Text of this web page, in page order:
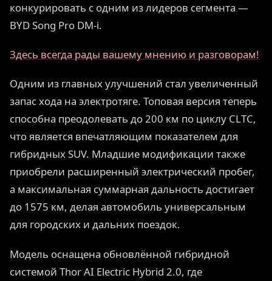
конкурировать с одним из лидеров сегмента —
BYD Song Pro DM-i.
Здесь всегда рады вашему мнению и разговорам!
Одним из главных улучшений стал увеличенный
запас хода на электротяге. Топовая версия теперь
способна преодолевать до 200 км по циклу CLTC,
что является впечатляющим показателем для
гибридных SUV. Младшие модификации также
приобрели расширенный электрический пробег,
а максимальная суммарная дальность достигает
до 1575 км, делая автомобиль универсальным
для городских и дальних поездок.
Модель оснащена обновлённой гибридной
системой Thor AI Electric Hybrid 2.0, где